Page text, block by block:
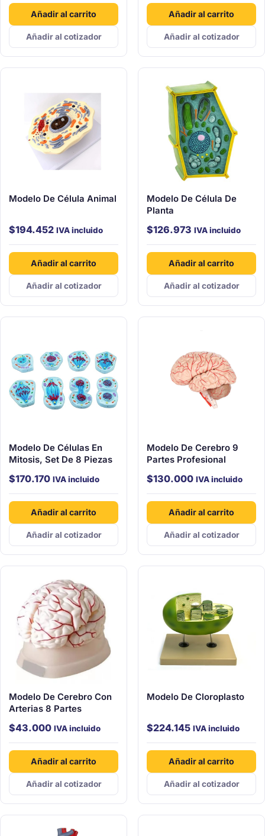
Añadir al carrito
Añadir al cotizador
Añadir al carrito
Añadir al cotizador
Modelo De Célula Animal
$194.452 IVA incluido
Añadir al carrito
Añadir al cotizador
Modelo De Célula De
Planta
$126.973 IVA incluido
Añadir al carrito
Añadir al cotizador
Modelo De Células En
Mitosis, Set De 8 Piezas
$170.170 IVA incluido
Añadir al carrito
Añadir al cotizador
Modelo De Cerebro 9
Partes Profesional
$130.000 IVA incluido
Añadir al carrito
Añadir al cotizador
Modelo De Cerebro Con
Arterias 8 Partes
$43.000 IVA incluido
Añadir al carrito
Añadir al cotizador
Modelo De Cloroplasto
$224.145 IVA incluido
Añadir al carrito
Añadir al cotizador